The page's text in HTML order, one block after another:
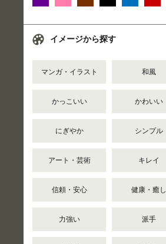
イメージから探す
マンガ・イラスト 和風
かっこいい かわいい
にぎやか シンプル
アート・芸術 キレイ
信頼・安心 健康・癒し
力強い 派手